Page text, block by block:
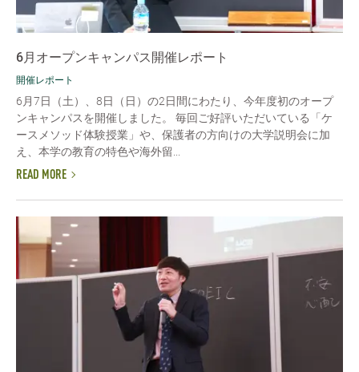
6月オープンキャンパス開催レポート
開催レポート
6月7日（土）、8日（日）の2日間にわたり、今年度初のオープ
ンキャンパスを開催しました。 毎回ご好評いただいている「ケ
ースメソッド体験授業」や、保護者の方向けの大学説明会に加
え、本学の教育の特色や海外留...
READ MORE